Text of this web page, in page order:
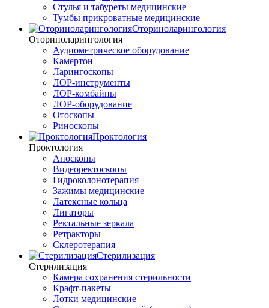
Стулья и табуреты медицинские
Тумбы прикроватные медицинские
Оториноларингология
Оториноларингология
Аудиометрическое оборудование
Камертон
Ларингоскопы
ЛОР-инструменты
ЛОР-комбайны
ЛОР-оборудование
Отоскопы
Риноскопы
Проктология
Проктология
Аноскопы
Видеоректоскопы
Гидроколонотерапия
Зажимы медицинские
Латексные кольца
Лигаторы
Ректальные зеркала
Ретракторы
Склеротерапия
Стерилизация
Стерилизация
Камера сохранения стерильности
Крафт-пакеты
Лотки медицинские